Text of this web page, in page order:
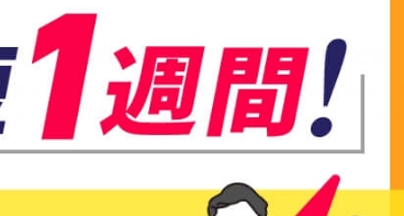
した仕事に就く！営業や外資系企業など詳...
就きたい」「外資系の営業職のような、英語が身近に
たお仕事は非常に難易度が高く、少し得意というレベ